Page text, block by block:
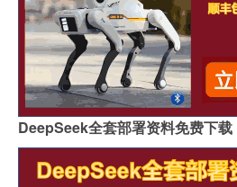
DeepSeek全套部署资料免费下载